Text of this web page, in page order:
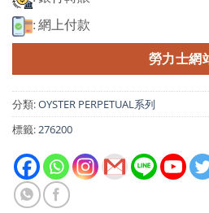
: 網上付款
勞力士網
分類:OYSTER PERPETUAL系列
標籤:276200